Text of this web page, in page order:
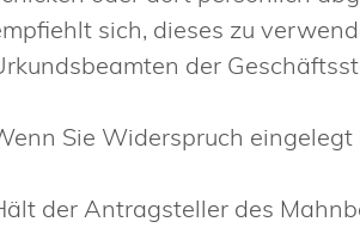
sich, dieses zu
der
Sie Widerspruch
der Antragsteller des